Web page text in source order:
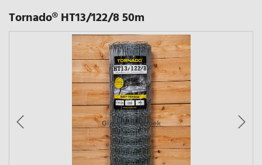
Elektrisch afrasteringsmateriaal gratis verzending vanaf €75
Tornado® HT13/122/8 50m